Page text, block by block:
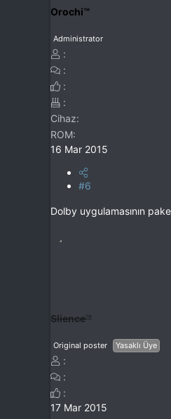
Orochi™
Administrator
Cihaz
ROM
16 Mar 2015
#6
Dolby uygulamasının
Slience™
Original poster Yasaklı Üye
17 Mar 2015